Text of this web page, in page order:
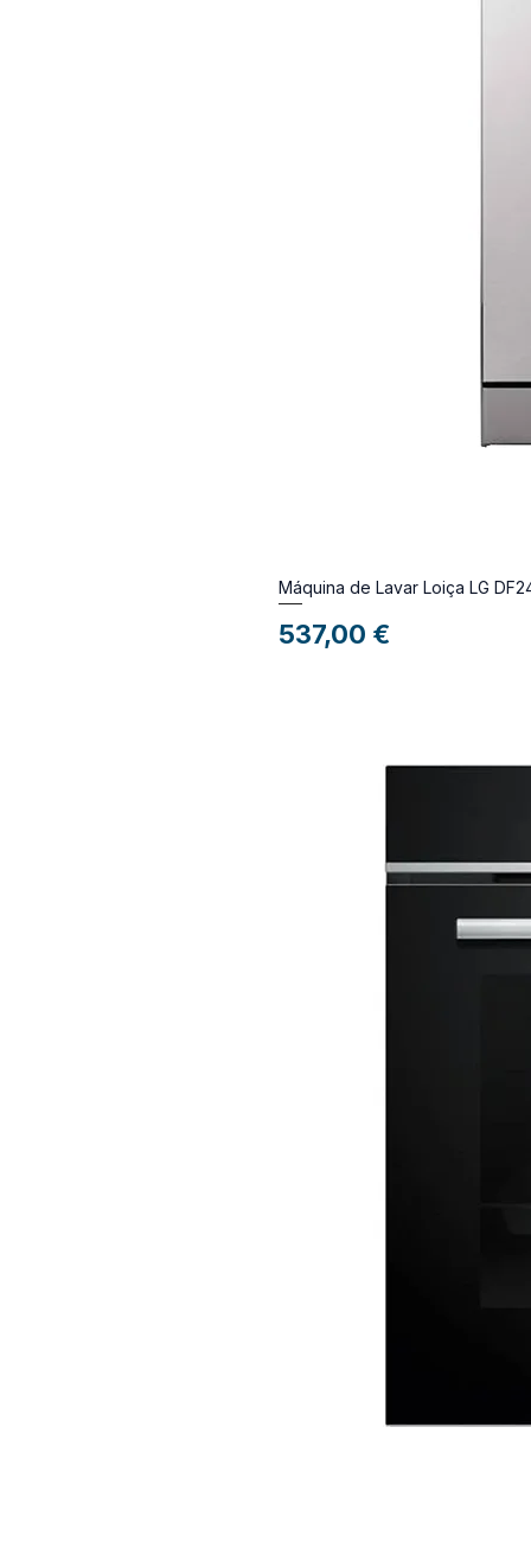
Máquina de Lavar Loiça LG
Preço
537,00 €